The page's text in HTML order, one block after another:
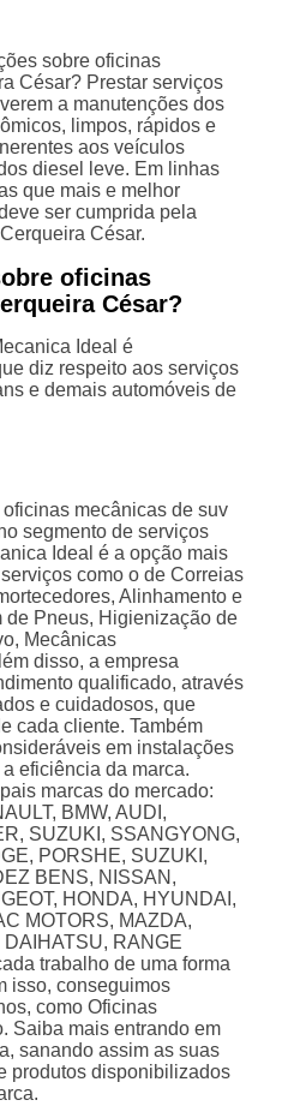
sobre oficinas
César? Prestar serviços
a manutenções dos
limpos, rápidos e
aos veículos
diesel leve. Em linhas
que mais e melhor
ser cumprida pela
César.
oficinas
César?
Ideal é
diz respeito aos serviços
e demais automóveis de
mecânicas de suv
segmento de serviços
Ideal é a opção mais
como o de Correias
Alinhamento e
de Pneus, Higienização de
Mecânicas
disso, a empresa
qualificado, através
e cuidadosos, que
cada cliente. Também
em instalações
eficiência da marca.
marcas do mercado:
BMW, AUDI,
SUZUKI, SSANGYONG,
PORSHE, SUZUKI,
BENS, NISSAN,
HONDA, HYUNDAI,
MOTORS, MAZDA,
RANGE
trabalho de uma forma
isso, conseguimos
como Oficinas
Saiba mais entrando em
sanando assim as suas
produtos disponibilizados